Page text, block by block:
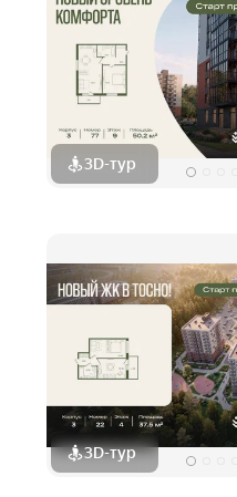
3D-тур
3D-тур